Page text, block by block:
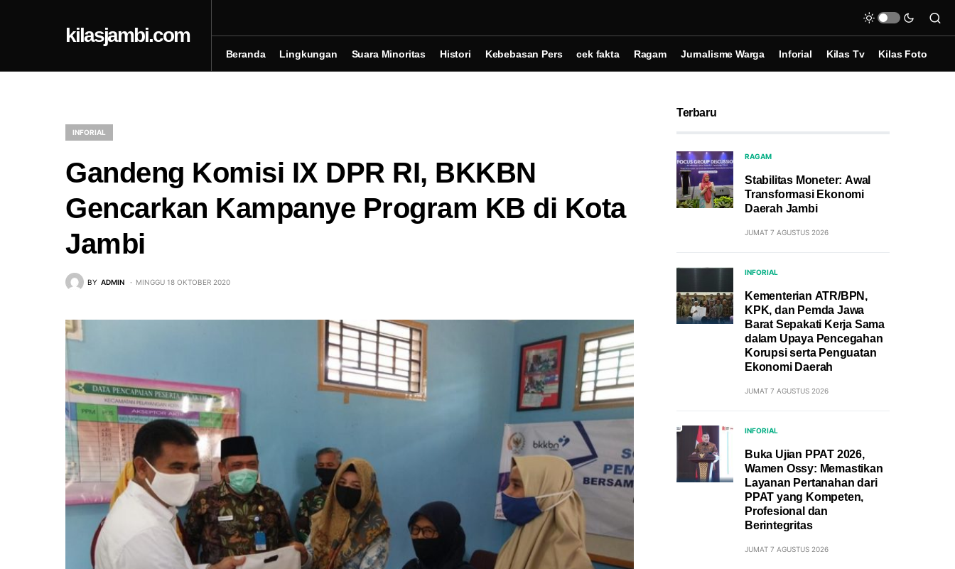
kilasjambi.com
Beranda Lingkungan Suara Minoritas Histori Kebebasan Pers cek fakta Ragam Jurnalisme Warga Inforial Kilas Tv Kilas Foto
INFORIAL
Gandeng Komisi IX DPR RI, BKKBN
Gencarkan Kampanye Program KB di Kota
Jambi
BY ADMIN MINGGU 18 OKTOBER 2020
Terbaru
RAGAM
Stabilitas Moneter: Awal
Transformasi Ekonomi
Daerah Jambi
JUMAT 7 AGUSTUS 2026
INFORIAL
Kementerian ATR/BPN,
KPK, dan Pemda Jawa
Barat Sepakati Kerja Sama
dalam Upaya Pencegahan
Korupsi serta Penguatan
Ekonomi Daerah
JUMAT 7 AGUSTUS 2026
INFORIAL
Buka Ujian PPAT 2026,
Wamen Ossy: Memastikan
Layanan Pertanahan dari
PPAT yang Kompeten,
Profesional dan
Berintegritas
JUMAT 7 AGUSTUS 2026